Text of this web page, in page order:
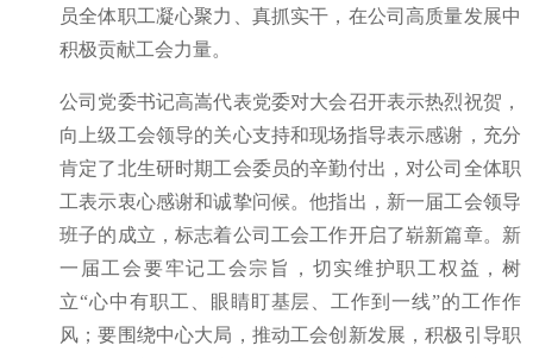
员全体职工凝心聚力、真抓实干，在公司高质量发展中
积极贡献工会力量。
公司党委书记高嵩代表党委对大会召开表示热烈祝贺，
向上级工会领导的关心支持和现场指导表示感谢，充分
肯定了北生研时期工会委员的辛勤付出，对公司全体职
工表示衷心感谢和诚挚问候。他指出，新一届工会领导
班子的成立，标志着公司工会工作开启了崭新篇章。新
一届工会要牢记工会宗旨，切实维护职工权益，树
立“心中有职工、眼睛盯基层、工作到一线”的工作作
风；要围绕中心大局，推动工会创新发展，积极引导职